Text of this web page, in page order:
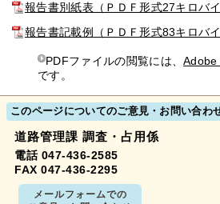
報告書別紙表（ＰＤＦ形式27キロバイ
報告書記載例（ＰＤＦ形式83キロバイ
PDFファイルの閲覧には、
です。
このページについてのご意見・お問い合わ
道路管理課 調査・占用係
電話 047-436-2585
FAX 047-436-2295
メールフォームでの